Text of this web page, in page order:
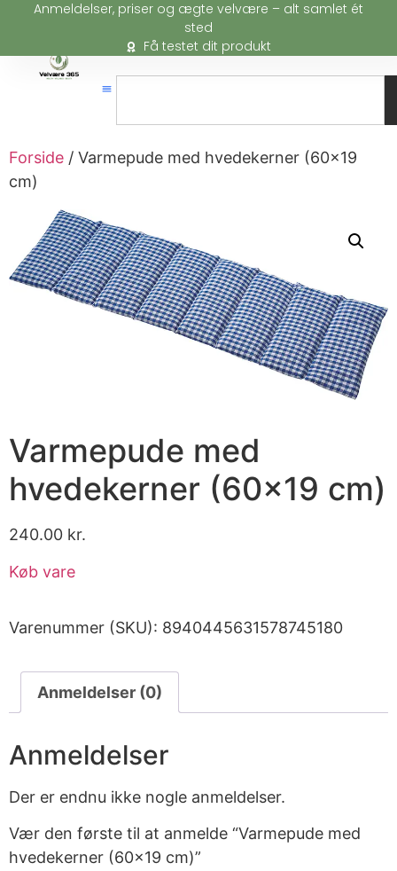
Anmeldelser, priser og ægte velvære – alt samlet ét
sted
Få testet dit produkt
Forside / Varmepude med hvedekerner (60×19
cm)
Varmepude med
hvedekerner (60×19 cm)
240.00 kr.
Køb vare
Varenummer (SKU): 8940445631578745180
Anmeldelser (0)
Anmeldelser
Der er endnu ikke nogle anmeldelser.
Vær den første til at anmelde “Varmepude med
hvedekerner (60×19 cm)”